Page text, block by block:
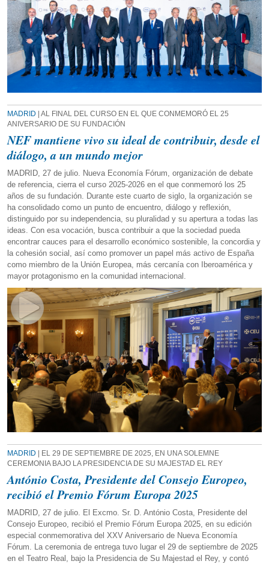
MADRID | AL FINAL DEL CURSO EN EL QUE CONMEMORÓ EL 25
ANIVERSARIO DE SU FUNDACIÓN
NEF mantiene vivo su ideal de contribuir, desde el
diálogo, a un mundo mejor
MADRID, 27 de julio. Nueva Economía Fórum, organización de debate
de referencia, cierra el curso 2025-2026 en el que conmemoró los 25
años de su fundación. Durante este cuarto de siglo, la organización se
ha consolidado como un punto de encuentro, diálogo y reflexión,
distinguido por su independencia, su pluralidad y su apertura a todas las
ideas. Con esa vocación, busca contribuir a que la sociedad pueda
encontrar cauces para el desarrollo económico sostenible, la concordia y
la cohesión social, así como promover un papel más activo de España
como miembro de la Unión Europea, más cercanía con Iberoamérica y
mayor protagonismo en la comunidad internacional.
MADRID | EL 29 DE SEPTIEMBRE DE 2025, EN UNA SOLEMNE
CEREMONIA BAJO LA PRESIDENCIA DE SU MAJESTAD EL REY
António Costa, Presidente del Consejo Europeo,
recibió el Premio Fórum Europa 2025
MADRID, 27 de julio. El Excmo. Sr. D. António Costa, Presidente del
Consejo Europeo, recibió el Premio Fórum Europa 2025, en su edición
especial conmemorativa del XXV Aniversario de Nueva Economía
Fórum. La ceremonia de entrega tuvo lugar el 29 de septiembre de 2025
en el Teatro Real, bajo la Presidencia de Su Majestad el Rey, y contó